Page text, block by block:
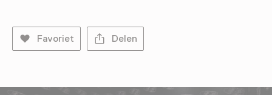
Favoriet Delen